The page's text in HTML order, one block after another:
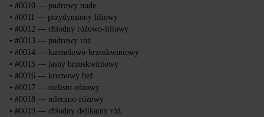
• #0010 — pudrowy nude
• #0011 — przydymiony liliowy
• #0012 — chłodny różowo-liliowy
• #0013 — pudrowy róż
• #0014 — karmelowo-brzoskwiniowy
• #0015 — jasny brzoskwiniowy
• #0016 — kremowy beż
• #0017 — cielisto-różowy
• #0018 — mleczno-różowy
• #0019 — chłodny delikatny róż